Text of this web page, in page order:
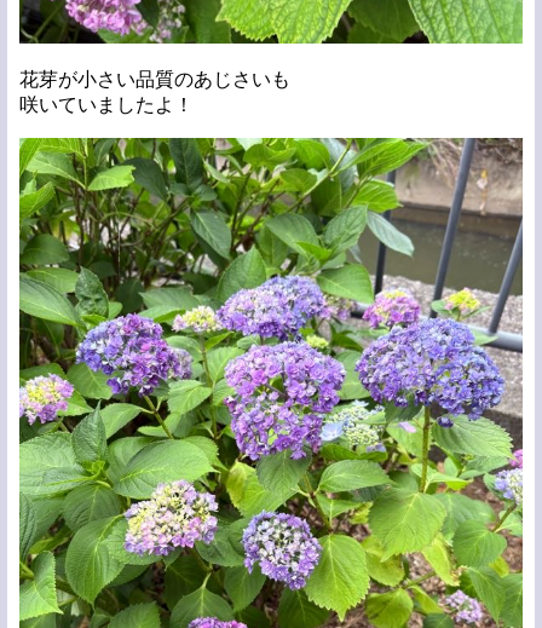
花芽が小さい品質のあじさいも
咲いていましたよ！